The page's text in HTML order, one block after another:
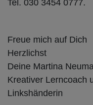
Tel. 030 3454 0777.
Freue mich auf Dich
Herzlichst
Deine Martina
Kreativer Lerncoach
Linkshänderin